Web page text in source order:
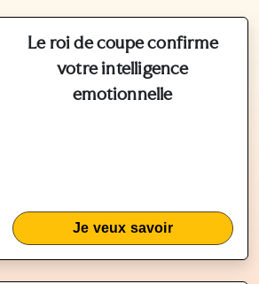
Le roi de coupe confirme
votre intelligence
emotionnelle
Je veux savoir